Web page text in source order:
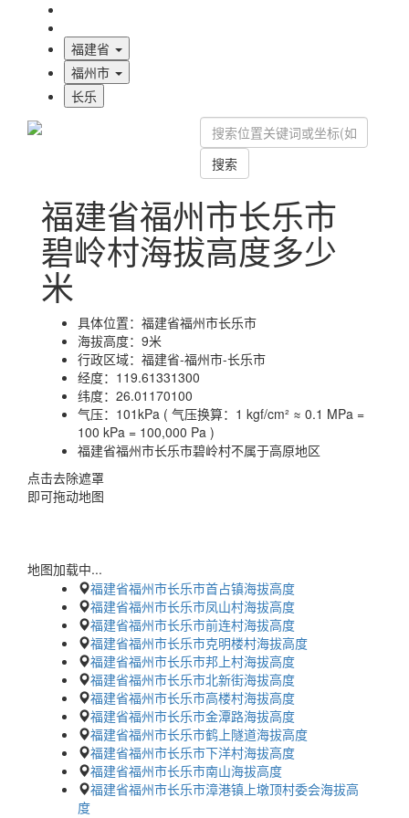
福建省
福州市
长乐
搜索
福建省福州市长乐市
碧岭村海拔高度多少
米
具体位置： 福建省福州市长乐市
海拔高度： 9米
行政区域： 福建省-福州市-长乐市
经度： 119.61331300
纬度： 26.01170100
气压： 101kPa ( 气压换算：1 kgf/cm² ≈ 0.1 MPa =
100 kPa = 100,000 Pa )
福建省福州市长乐市碧岭村不属于高原地区
点击去除遮罩
即可拖动地图
地图加载中...
福建省福州市长乐市首占镇海拔高度
福建省福州市长乐市凤山村海拔高度
福建省福州市长乐市前连村海拔高度
福建省福州市长乐市克明楼村海拔高度
福建省福州市长乐市邦上村海拔高度
福建省福州市长乐市北新街海拔高度
福建省福州市长乐市高楼村海拔高度
福建省福州市长乐市金潭路海拔高度
福建省福州市长乐市鹤上隧道海拔高度
福建省福州市长乐市下洋村海拔高度
福建省福州市长乐市南山海拔高度
福建省福州市长乐市漳港镇上墩顶村委会海拔高
度